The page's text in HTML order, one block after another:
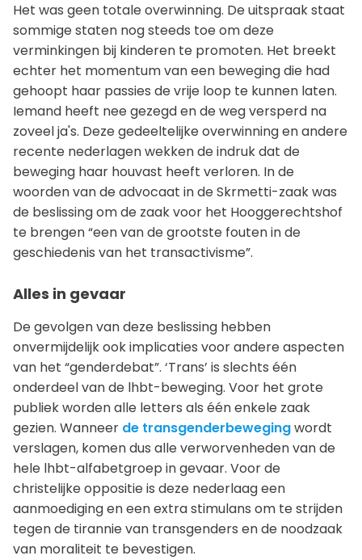
Het was geen totale overwinning. De uitspraak staat
sommige staten nog steeds toe om deze
verminkingen bij kinderen te promoten. Het breekt
echter het momentum van een beweging die had
gehoopt haar passies de vrije loop te kunnen laten.
Iemand heeft nee gezegd en de weg versperd na
zoveel ja's. Deze gedeeltelijke overwinning en andere
recente nederlagen wekken de indruk dat de
beweging haar houvast heeft verloren. In de
woorden van de advocaat in de Skrmetti-zaak was
de beslissing om de zaak voor het Hooggerechtshof
te brengen “een van de grootste fouten in de
geschiedenis van het transactivisme”.
Alles in gevaar
De gevolgen van deze beslissing hebben
onvermijdelijk ook implicaties voor andere aspecten
van het “genderdebat”. ‘Trans’ is slechts één
onderdeel van de lhbt-beweging. Voor het grote
publiek worden alle letters als één enkele zaak
gezien. Wanneer de transgenderbewegingwordt
verslagen, komen dus alle verworvenheden van de
hele lhbt-alfabetgroep in gevaar. Voor de
christelijke oppositie is deze nederlaag een
aanmoediging en een extra stimulans om te strijden
tegen de tirannie van transgenders en de noodzaak
van moraliteit te bevestigen.